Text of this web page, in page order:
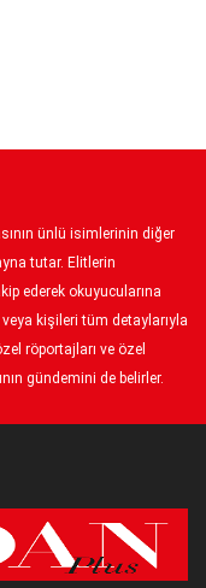
ünlü isimlerinin diğer
tutar. Elitlerin
ederek okuyucularına
kişileri tüm detaylarıyla
röportajları ve özel
gündemini de belirler.